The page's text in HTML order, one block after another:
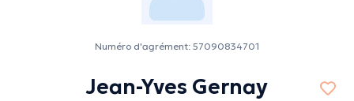
Numéro d'agrément: 57090834701
Jean-Yves Gernay